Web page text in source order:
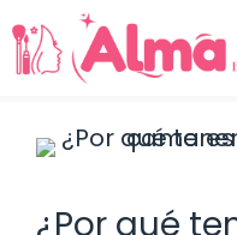
Saltar
al
contenido
¿Por qué